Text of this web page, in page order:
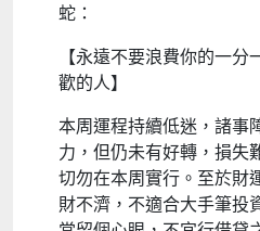
蛇：
【永遠不要浪費你的一
歡的人】
本周運程持續低迷，諸事
力，但仍未有好轉，損失
切勿在本周實行。至於財
財不濟，不適合大手筆投